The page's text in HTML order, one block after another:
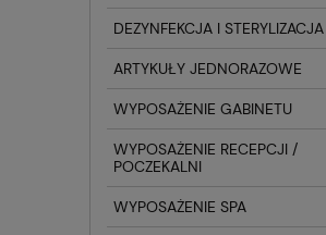
DEZYNFEKCJA I STERYLIZACJA
ARTYKUŁY JEDNORAZOWE
WYPOSAŻENIE GABINETU
WYPOSAŻENIE RECEPCJI /
POCZEKALNI
WYPOSAŻENIE SPA